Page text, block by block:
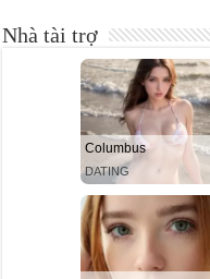
Nhà tài trợ